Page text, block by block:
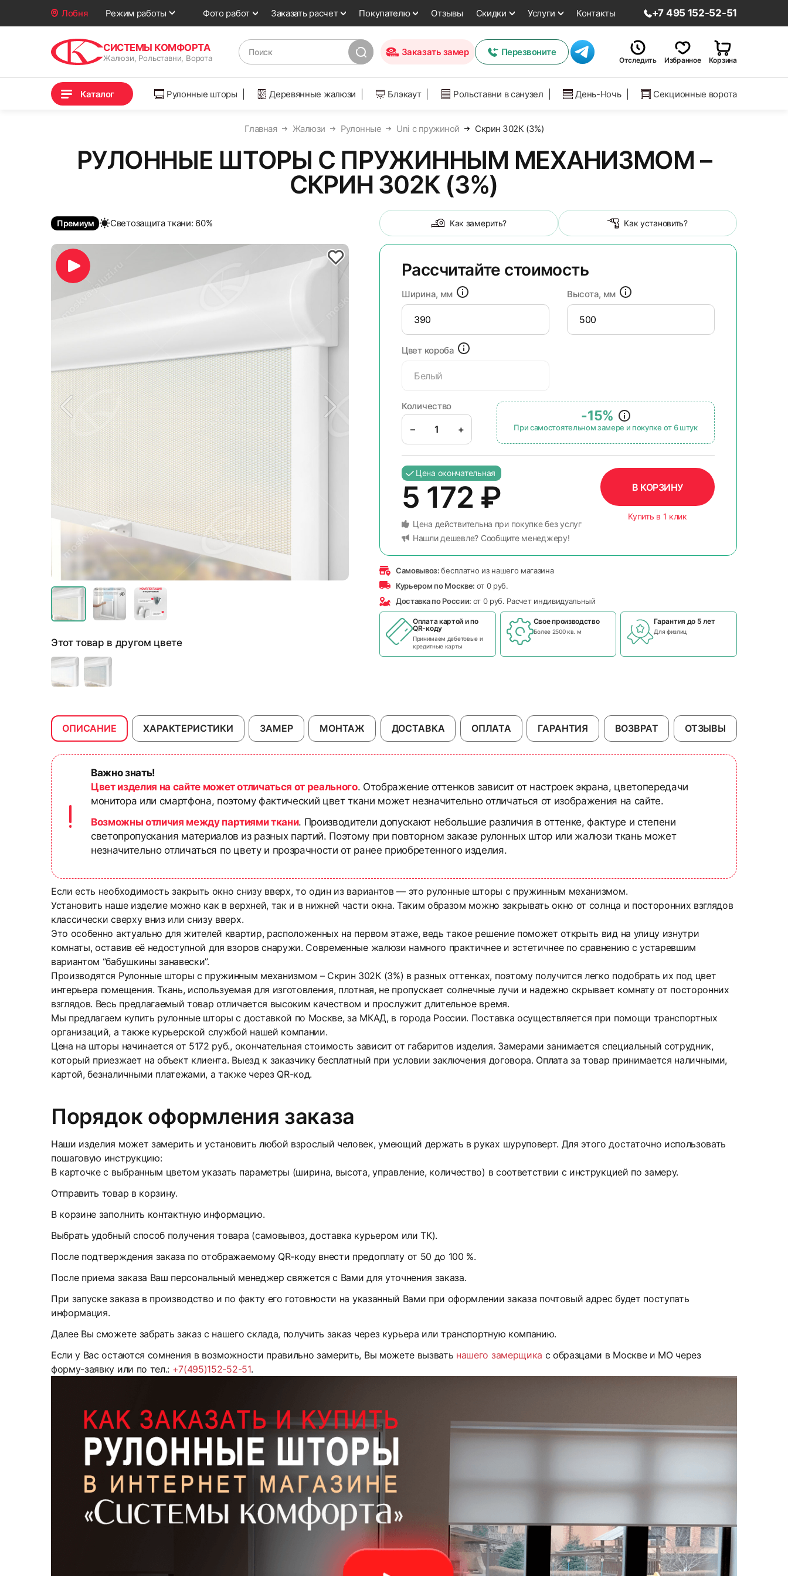
Лобня Режим работы Фото работ Заказать расчет Покупателю Отзывы Скидки Услуги Контакты +7 495 152-52-51
СИСТЕМЫ КОМФОРТА
Жалюзи, Рольставни, Ворота
Заказать замер Перезвоните
Отследить Избранное Корзина
Каталог Рулонные шторы Деревянные жалюзи Блэкаут Рольставни в санузел День-Ночь Секционные ворота
Главная Жалюзи Рулонные Uni с пружиной Скрин 302К (3%)
РУЛОННЫЕ ШТОРЫ С ПРУЖИННЫМ МЕХАНИЗМОМ –
СКРИН 302К (3%)
Премиум Cветозащита ткани: 60% Как замерить? Как установить?
Этот товар в другом цвете
Рассчитайте стоимость
Ширина, мм Высота, мм
Цвет короба
Белый
Количество
– +
-15%
При самостоятельном замере и покупке от 6 штук
Цена окончательная
5 172 ₽
Цена действительна при покупке без услуг
Нашли дешевле? Сообщите менеджеру!
В КОРЗИНУ
Купить в 1 клик
Самовывоз:бесплатно из нашего магазина
Курьером по Москве: от 0 руб.
Доставка по России: от 0 руб. Расчет индивидуальный
Оплата картой и по
QR-коду
Принимаем дебетовые и
кредитные карты
Свое производство
Более 2500 кв. м
Гарантия до 5 лет
Для физлиц
ОПИСАНИЕ ХАРАКТЕРИСТИКИ ЗАМЕР МОНТАЖ ДОСТАВКА ОПЛАТА ГАРАНТИЯ ВОЗВРАТ ОТЗЫВЫ
Важно знать!
Цвет изделия на сайте может отличаться от реального. Отображение оттенков зависит от настроек экрана, цветопередачи
монитора или смартфона, поэтому фактический цвет ткани может незначительно отличаться от изображения на сайте.
Возможны отличия между партиями ткани. Производители допускают небольшие различия в оттенке, фактуре и степени
светопропускания материалов из разных партий. Поэтому при повторном заказе рулонных штор или жалюзи ткань может
незначительно отличаться по цвету и прозрачности от ранее приобретенного изделия.
Если есть необходимость закрыть окно снизу вверх, то один из вариантов — это рулонные шторы с пружинным механизмом.
Установить наше изделие можно как в верхней, так и в нижней части окна. Таким образом можно закрывать окно от солнца и посторонних взглядов
классически сверху вниз или снизу вверх.
Это особенно актуально для жителей квартир, расположенных на первом этаже, ведь такое решение поможет открыть вид на улицу изнутри
комнаты, оставив её недоступной для взоров снаружи. Современные жалюзи намного практичнее и эстетичнее по сравнению с устаревшим
вариантом “бабушкины занавески”.
Производятся Рулонные шторы с пружинным механизмом – Скрин 302К (3%) в разных оттенках, поэтому получится легко подобрать их под цвет
интерьера помещения. Ткань, используемая для изготовления, плотная, не пропускает солнечные лучи и надежно скрывает комнату от посторонних
взглядов. Весь предлагаемый товар отличается высоким качеством и прослужит длительное время.
Мы предлагаем купить рулонные шторы с доставкой по Москве, за МКАД, в города России. Поставка осуществляется при помощи транспортных
организаций, а также курьерской службой нашей компании.
Цена на шторы начинается от 5172 руб., окончательная стоимость зависит от габаритов изделия. Замерами занимается специальный сотрудник,
который приезжает на объект клиента. Выезд к заказчику бесплатный при условии заключения договора. Оплата за товар принимается наличными,
картой, безналичными платежами, а также через QR-код.
Порядок оформления заказа
Наши изделия может замерить и установить любой взрослый человек, умеющий держать в руках шуруповерт. Для этого достаточно использовать
пошаговую инструкцию:
В карточке с выбранным цветом указать параметры (ширина, высота, управление, количество) в соответствии с инструкцией по замеру.
Отправить товар в корзину.
В корзине заполнить контактную информацию.
Выбрать удобный способ получения товара (самовывоз, доставка курьером или ТК).
После подтверждения заказа по отображаемому QR-коду внести предоплату от 50 до 100 %.
После приема заказа Ваш персональный менеджер свяжется с Вами для уточнения заказа.
При запуске заказа в производство и по факту его готовности на указанный Вами при оформлении заказа почтовый адрес будет поступать
информация.
Далее Вы сможете забрать заказ с нашего склада, получить заказ через курьера или транспортную компанию.
Если у Вас остаются сомнения в возможности правильно замерить, Вы можете вызвать нашего замерщика с образцами в Москве и МО через
форму-заявку или по тел.: +7(495)152-52-51.